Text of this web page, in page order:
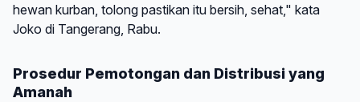
hewan kurban, tolong pastikan itu bersih, sehat," kata
Joko di Tangerang, Rabu.
Prosedur Pemotongan dan Distribusi yang
Amanah